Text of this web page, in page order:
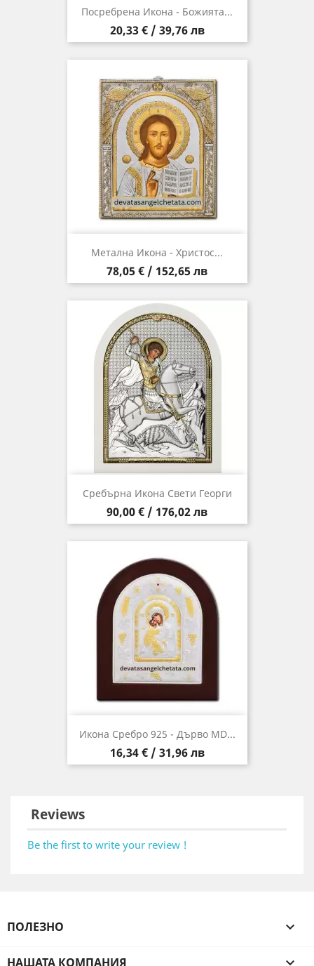
Посребрена Икона - Божията...
Цена
20,33 € / 39,76 лв
Метална Икона - Христос...
Цена
78,05 € / 152,65 лв
Сребърна Икона Свети Георги
Цена
90,00 € / 176,02 лв
Икона Сребро 925 - Дърво MD...
Цена
16,34 € / 31,96 лв
Reviews
Be the first to write your review !
ПОЛЕЗНО 
НАШАТА КОМПАНИЯ